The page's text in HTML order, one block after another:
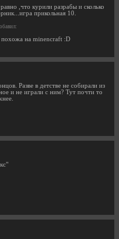
,что курили разрабы и сколько
прикольная 10.
похожа на minencraft :D
Разве в детстве не собирали из
и не играли с ним? Тут почти то